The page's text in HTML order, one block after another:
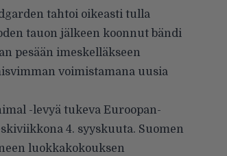
tahtoi oikeasti tulla
tauon jälkeen koonnut bändi
pesään imeskelläkseen
voimistamana uusia
-levyä tukeva Euroopan-
4. syyskuuta. Suomen
luokkakokouksen